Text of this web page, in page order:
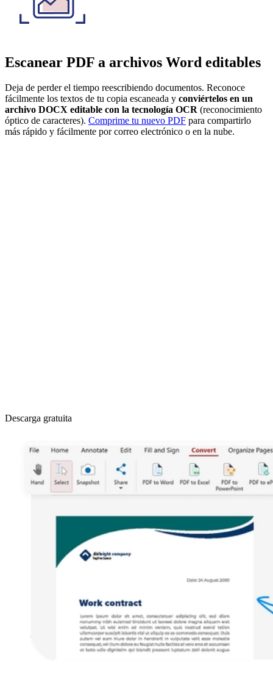
Escanear PDF a archivos Word editables
Deja de perder el tiempo reescribiendo documentos. Reconoce
fácilmente los textos de tu copia escaneada y conviértelos en un
archivo DOCX editable con la tecnología OCR (reconocimiento
óptico de caracteres). Comprime tu nuevo PDF para compartirlo
más rápido y fácilmente por correo electrónico o en la nube.
Descarga gratuita